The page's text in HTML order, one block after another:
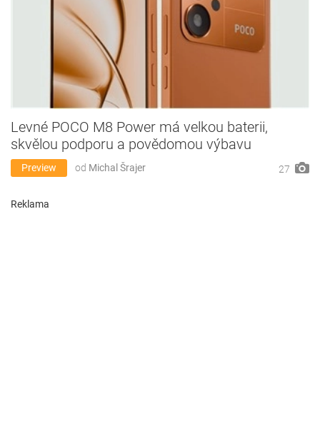
Levné POCO M8 Power má velkou baterii,
skvělou podporu a povědomou výbavu
Preview od Michal Šrajer 27
Reklama